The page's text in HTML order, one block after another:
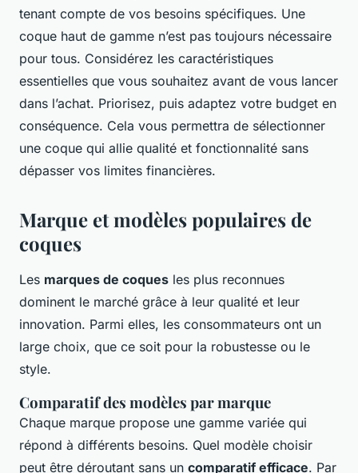
tenant compte de vos besoins spécifiques. Une
coque haut de gamme n’est pas toujours nécessaire
pour tous. Considérez les caractéristiques
essentielles que vous souhaitez avant de vous lancer
dans l’achat. Priorisez, puis adaptez votre budget en
conséquence. Cela vous permettra de sélectionner
une coque qui allie qualité et fonctionnalité sans
dépasser vos limites financières.
Marque et modèles populaires de
coques
Les marques de coques les plus reconnues
dominent le marché grâce à leur qualité et leur
innovation. Parmi elles, les consommateurs ont un
large choix, que ce soit pour la robustesse ou le
style.
Comparatif des modèles par marque
Chaque marque propose une gamme variée qui
répond à différents besoins. Quel modèle choisir
peut être déroutant sans un comparatif efficace. Par